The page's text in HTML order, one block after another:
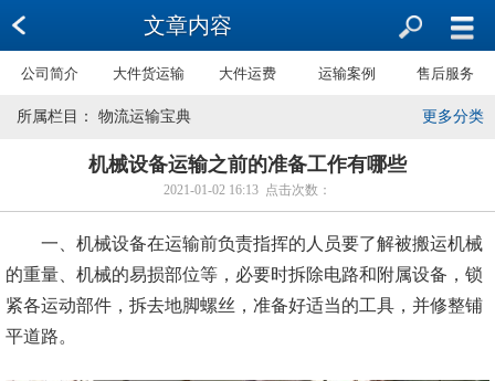
文章内容
公司简介 大件货运输 大件运费 运输案例 售后服务
更多分类
所属栏目： 物流运输宝典
机械设备运输之前的准备工作有哪些
2021-01-02 16:13 点击次数：
一、机械设备在运输前负责指挥的人员要了解被搬运机械
的重量、机械的易损部位等，必要时拆除电路和附属设备，锁
紧各运动部件，拆去地脚螺丝，准备好适当的工具，并修整铺
平道路。